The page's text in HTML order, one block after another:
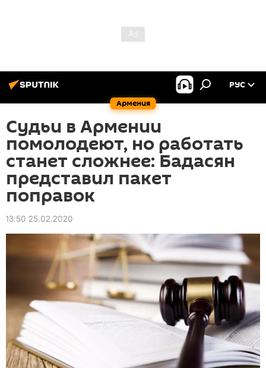
Армения
РУС
Судьи в Армении
помолодеют, но работать
станет сложнее: Бадасян
представил пакет
поправок
13:50 25.02.2020